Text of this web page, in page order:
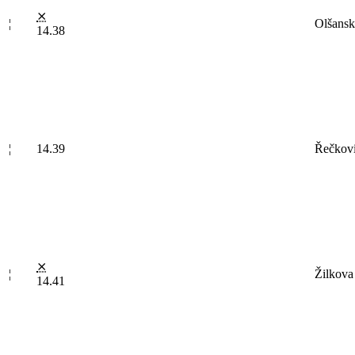
¦
⨯
14.38
¦ 14.39
¦
⨯
14.41
Žilkova